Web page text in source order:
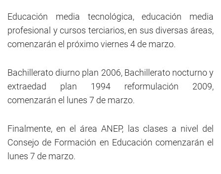
Educación media tecnológica, educación media
profesional y cursos terciarios, en sus diversas áreas,
comenzarán el próximo viernes 4 de marzo.
Bachillerato diurno plan 2006, Bachillerato nocturno y
extraedad plan 1994 reformulación 2009,
comenzarán el lunes 7 de marzo.
Finalmente, en el área ANEP, las clases a nivel del
Consejo de Formación en Educación comenzarán el
lunes 7 de marzo.